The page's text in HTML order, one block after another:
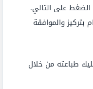
الضغط على التالي.
والموافقة
طباعته من خلال